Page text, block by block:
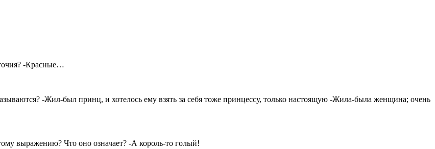
-Красные…
-Жил-был принц, и хотелось ему взять за себя тоже принцессу, только настоящую -Жила-была женщина; очень
выражению? Что оно означает? -А король-то голый!